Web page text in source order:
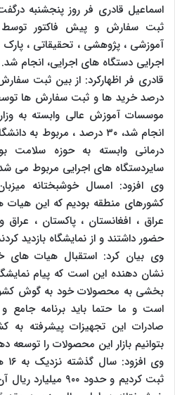
اسماعیل قادری فر روز پنجشنبه
ثبت سفارش و پیش فاکتور توسط
آموزشی ، پژوهشی ، تحقیقاتی ،
اجرایی دستگاه های اجرایی، انجام شد.
درصد خرید ها و ثبت سفارش ها
موسسات آموزش عالی وابسته به
انجام شد، ۳۰ درصد ، مربوط
درمانی وابسته به حوزه سلامت
سایردستگاه های اجرایی مربوط می
کشورهای منطقه بودیم که این هیات
عراق ، افغانستان ، پاکستان ،
حضور داشتند و از نمایشگاه بازدید
وی بیان کرد: استقبال هیات های
نشان دهنده این است که پیام
بخشی به محصولات خود به گوش
است و ما حتما باید برنامه جامع
صادرات این تجهیزات پیشرفته به
بتوانیم بازار این محصولات را توسعه
ثبت کردیم و حدود